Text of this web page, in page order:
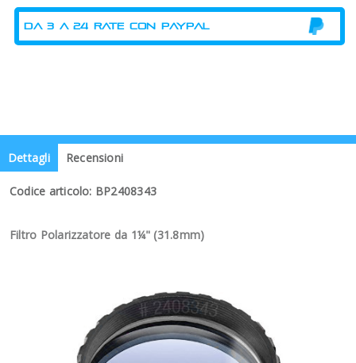
Dettagli Recensioni
Codice articolo: BP2408343
Filtro Polarizzatore da 1¼" (31.8mm)